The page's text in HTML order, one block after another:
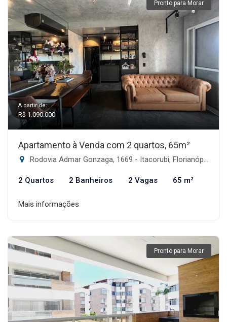
Pronto para Morar
A partir de:
R$ 1.090.000
Apartamento à Venda com 2 quartos, 65m²
Rodovia Admar Gonzaga, 1669 - Itacorubi, Florianópolis-SC
2 Quartos 2 Banheiros 2 Vagas 65 m²
Mais informações
Pronto para Morar